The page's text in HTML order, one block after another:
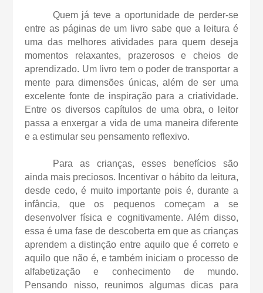
Quem já teve a oportunidade de perder-se
entre as páginas de um livro sabe que a leitura é
uma das melhores atividades para quem deseja
momentos relaxantes, prazerosos e cheios de
aprendizado. Um livro tem o poder de transportar a
mente para dimensões únicas, além de ser uma
excelente fonte de inspiração para a criatividade.
Entre os diversos capítulos de uma obra, o leitor
passa a enxergar a vida de uma maneira diferente
e a estimular seu pensamento reflexivo.
Para as crianças, esses benefícios são
ainda mais preciosos. Incentivar o hábito da leitura,
desde cedo, é muito importante pois é, durante a
infância, que os pequenos começam a se
desenvolver física e cognitivamente. Além disso,
essa é uma fase de descoberta em que as crianças
aprendem a distinção entre aquilo que é correto e
aquilo que não é, e também iniciam o processo de
alfabetização e conhecimento de mundo.
Pensando nisso, reunimos algumas dicas para